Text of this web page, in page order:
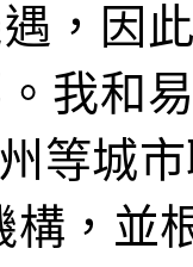
，因
我和
等城
構，並